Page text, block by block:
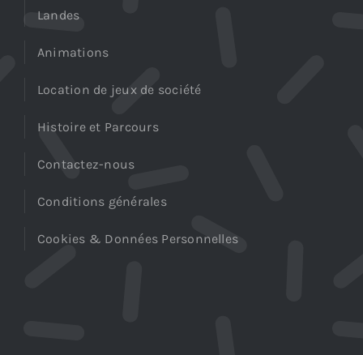
Landes
Animations
Location de jeux de société
Histoire et Parcours
Contactez-nous
Conditions générales
Cookies & Données Personnelles